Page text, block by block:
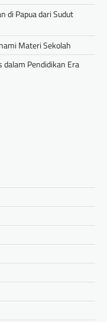
di Papua dari Sudut
Materi Sekolah
Pendidikan Era